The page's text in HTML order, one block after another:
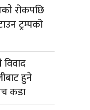
रोकपछि
ट्रम्पको
विवाद
हुने
कडा